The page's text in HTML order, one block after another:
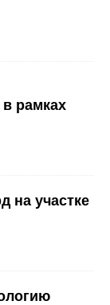
рамках
на участке